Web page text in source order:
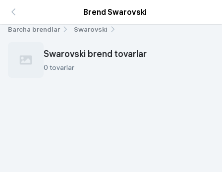
Brend Swarovski
Barcha brendlar Swarovski
Swarovski brend tovarlar
0 tovarlar